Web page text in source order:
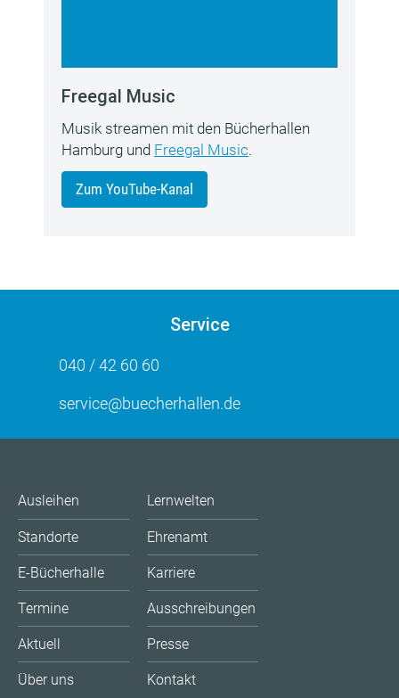
Freegal Music
Musik streamen mit den Bücherhallen
Hamburg und Freegal Music.
Zum YouTube-Kanal
Service
040 / 42 60 60
service@buecherhallen.de
Ausleihen
Standorte
E-Bücherhalle
Termine
Aktuell
Über uns
Lernwelten
Ehrenamt
Karriere
Ausschreibungen
Presse
Kontakt